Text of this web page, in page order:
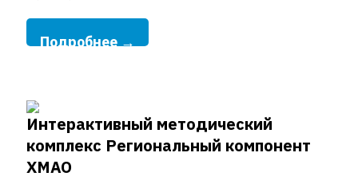
Подробнее →
Интерактивный методический
комплекс Региональный компонент
ХМАО